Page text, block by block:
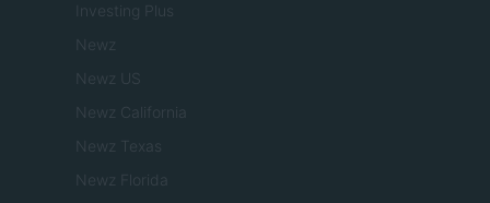
Investing Plus
Newz
Newz US
Newz California
Newz Texas
Newz Florida